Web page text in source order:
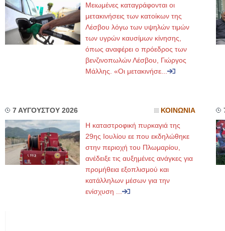
Μειωμένες καταγράφονται οι
μετακινήσεις των κατοίκων της
Λέσβου λόγω των υψηλών τιμών
των υγρών καυσίμων κίνησης,
όπως αναφέρει ο πρόεδρος των
βενζινοπωλών Λέσβου, Γιώργος
Μάλλης. «Οι μετακινήσε...
7 ΑΥΓΟΥΣΤΟΥ 2026 ΚΟΙΝΩΝΙΑ
Η καταστροφική πυρκαγιά της
29ης Ιουλίου εε που εκδηλώθηκε
στην περιοχή του Πλωμαρίου,
ανέδειξε τις αυξημένες ανάγκες για
προμήθεια εξοπλισμού και
κατάλληλων μέσων για την
ενίσχυση ...